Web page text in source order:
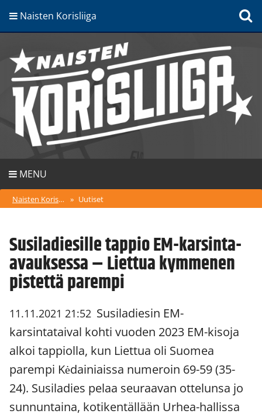
Naisten Korisliiga
MENU
Naisten Korisliiga » Uutiset
Susiladiesille tappio EM-karsinta-
avauksessa – Liettua kymmenen
pistettä parempi
11.11.2021 21:52 Susiladiesin EM-
karsintataival kohti vuoden 2023 EM-kisoja
alkoi tappiolla, kun Liettua oli Suomea
parempi Kėdainiaissa numeroin 69-59 (35-
24). Susiladies pelaa seuraavan ottelunsa jo
sunnuntaina, kotikentällään Urhea-hallissa